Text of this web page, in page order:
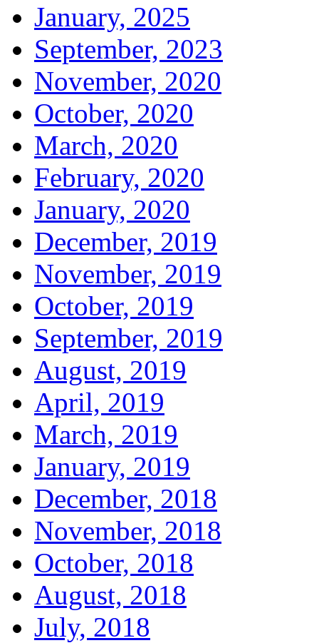
January, 2025
September, 2023
November, 2020
October, 2020
March, 2020
February, 2020
January, 2020
December, 2019
November, 2019
October, 2019
September, 2019
August, 2019
April, 2019
March, 2019
January, 2019
December, 2018
November, 2018
October, 2018
August, 2018
July, 2018